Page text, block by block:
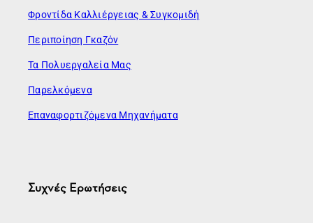
Φροντίδα Καλλιέργειας & Συγκομιδή
Περιποίηση Γκαζόν
Τα Πολυεργαλεία Μας
Παρελκόμενα
Επαναφορτιζόμενα Μηχανήματα
Συχνές Ερωτήσεις